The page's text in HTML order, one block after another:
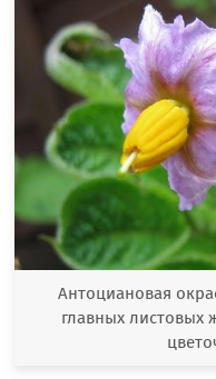
Антоциановая
главных листовых